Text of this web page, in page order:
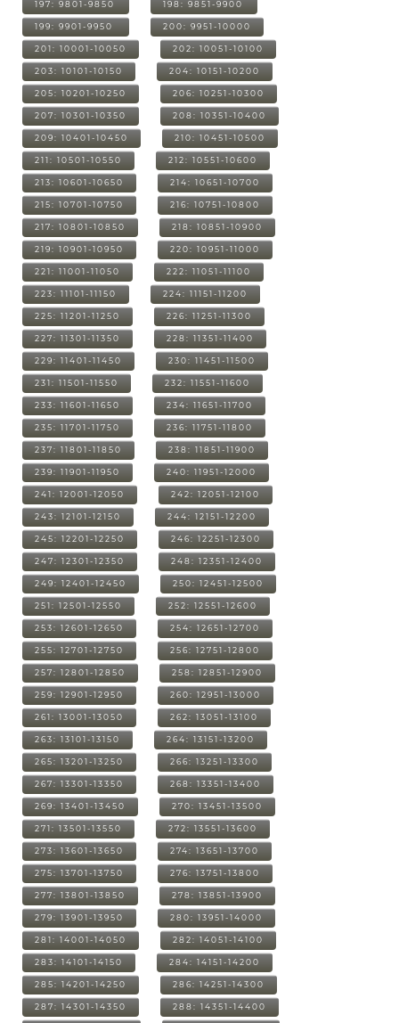
197: 9801-9850 198: 9851-9900
199: 9901-9950 200: 9951-10000
201: 10001-10050 202: 10051-10100
203: 10101-10150 204: 10151-10200
205: 10201-10250 206: 10251-10300
207: 10301-10350 208: 10351-10400
209: 10401-10450 210: 10451-10500
211: 10501-10550 212: 10551-10600
213: 10601-10650 214: 10651-10700
215: 10701-10750 216: 10751-10800
217: 10801-10850 218: 10851-10900
219: 10901-10950 220: 10951-11000
221: 11001-11050 222: 11051-11100
223: 11101-11150 224: 11151-11200
225: 11201-11250 226: 11251-11300
227: 11301-11350 228: 11351-11400
229: 11401-11450 230: 11451-11500
231: 11501-11550 232: 11551-11600
233: 11601-11650 234: 11651-11700
235: 11701-11750 236: 11751-11800
237: 11801-11850 238: 11851-11900
239: 11901-11950 240: 11951-12000
241: 12001-12050 242: 12051-12100
243: 12101-12150 244: 12151-12200
245: 12201-12250 246: 12251-12300
247: 12301-12350 248: 12351-12400
249: 12401-12450 250: 12451-12500
251: 12501-12550 252: 12551-12600
253: 12601-12650 254: 12651-12700
255: 12701-12750 256: 12751-12800
257: 12801-12850 258: 12851-12900
259: 12901-12950 260: 12951-13000
261: 13001-13050 262: 13051-13100
263: 13101-13150 264: 13151-13200
265: 13201-13250 266: 13251-13300
267: 13301-13350 268: 13351-13400
269: 13401-13450 270: 13451-13500
271: 13501-13550 272: 13551-13600
273: 13601-13650 274: 13651-13700
275: 13701-13750 276: 13751-13800
277: 13801-13850 278: 13851-13900
279: 13901-13950 280: 13951-14000
281: 14001-14050 282: 14051-14100
283: 14101-14150 284: 14151-14200
285: 14201-14250 286: 14251-14300
287: 14301-14350 288: 14351-14400